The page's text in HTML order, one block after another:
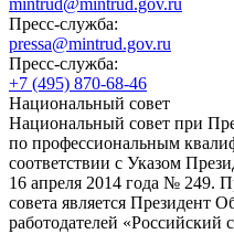
mintrud@mintrud.gov.ru
Пресс-служба:
pressa@mintrud.gov.ru
Пресс-служба:
+7 (495) 870-68-46
Национальный совет
Национальный совет при
по профессиональным
соответствии с Указом
16 апреля 2014 года № 249.
совета является Президент
работодателей